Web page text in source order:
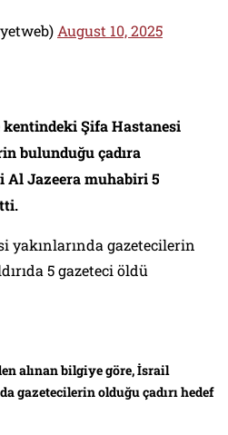
August 10, 2025
Şifa Hastanesi
bulunduğu çadıra
Al Jazeera muhabiri 5
alınan bilgiye göre, İsrail
gazetecilerin olduğu çadırı hedef